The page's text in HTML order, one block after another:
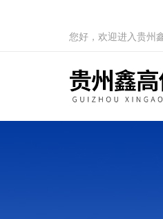
您好，欢迎进入贵州